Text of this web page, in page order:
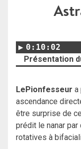
0:10:02
Présentation
LePionfesseur a
ascendance
être surprise de
prédit le nanar
rotatives à